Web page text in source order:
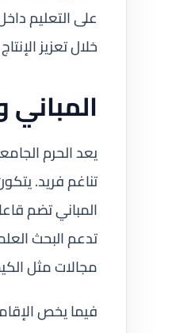
على التعليم
خلال تعزيز
يعد الحرم
تناغم فريد.
المباني تضم
تدعم البحث
مجالات مثل
فيما يخص